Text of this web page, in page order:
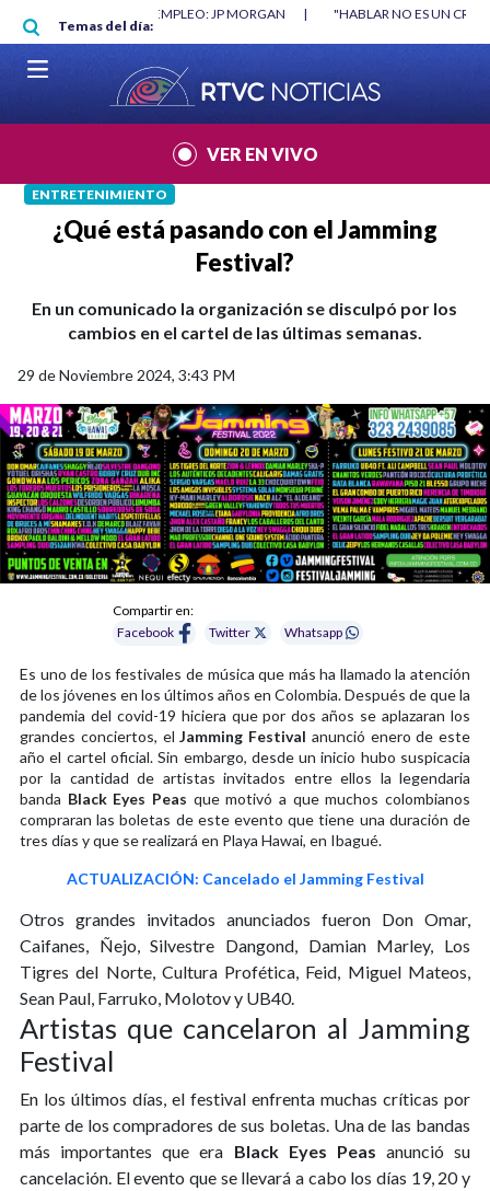
Pasar al contenido principal
Temas del día:
MÍNIMO NO DESTRUYÓ EMPLEO: JP MORGAN |
"HABLAR NO ES UN
MUNDIAL 2026
|
VER EN VIVO
ENTRETENIMIENTO
¿Qué está pasando con el Jamming
Festival?
En un comunicado la organización se disculpó por los
cambios en el cartel de las últimas semanas.
29 de Noviembre 2024, 3:43 PM
Compartir en:
Facebook
Twitter Whatsapp
Es uno de los festivales de música que más ha llamado la atención
de los jóvenes en los últimos años en Colombia. Después de que la
pandemia del covid-19 hiciera que por dos años se aplazaran los
grandes conciertos, elJamming Festival anunció enero de este
año el cartel oficial. Sin embargo, desde un inicio hubo suspicacia
por la cantidad de artistas invitados entre ellos la legendaria
banda Black Eyes Peas que motivó a que muchos colombianos
compraran las boletas de este evento que tiene una duración de
tres días y que se realizará en Playa Hawai, en Ibagué.
ACTUALIZACIÓN: Cancelado el Jamming Festival
Otros grandes invitados anunciados fueron Don Omar,
Caifanes, Ñejo, Silvestre Dangond, Damian Marley, Los
Tigres del Norte, Cultura Profética, Feid, Miguel Mateos,
Sean Paul, Farruko, Molotov y UB40.
Artistas que cancelaron al Jamming
Festival
En los últimos días, el festival enfrenta muchas críticas por
parte de los compradores de sus boletas. Una de las bandas
más importantes que era Black Eyes Peas anunció su
cancelación. El evento que se llevará a cabo los días 19, 20 y